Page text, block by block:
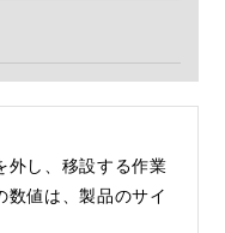
外し、移設する作業
数値は、製品のサイ